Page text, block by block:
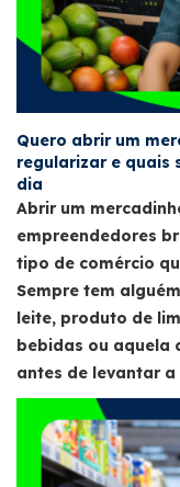
Quero abrir um
regularizar e quais
dia
Abrir um
empreendedores
tipo de comércio
Sempre tem
leite, produto de
bebidas ou aquela
antes de levantar